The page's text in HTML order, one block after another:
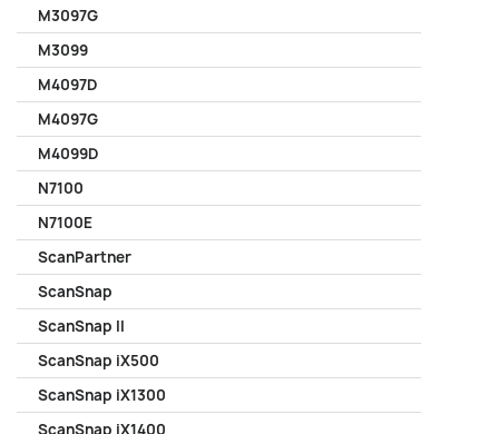
M3097G
M3099
M4097D
M4097G
M4099D
N7100
N7100E
ScanPartner
ScanSnap
ScanSnap II
ScanSnap iX500
ScanSnap iX1300
ScanSnap iX1400